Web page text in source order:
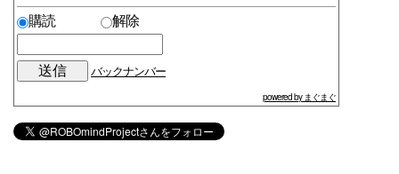
購読
解除
バックナンバー
powered by まぐまぐ